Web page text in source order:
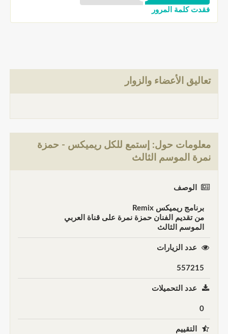
فقدت كلمة المرور
تعاليق الأعضاء والزوار
معلومات حول: إستمع للكل ريميكس - حمزة
نمرة الموسم الثالث
الوصف
برنامج ريميكس Remix
من تقديم الفنان حمزة نمرة على قناة العربي
الموسم الثالث
عدد الزيارات
557215
عدد التحميلات
0
التقييم